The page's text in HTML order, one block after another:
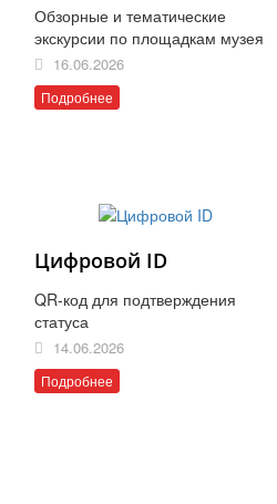
Обзорные и тематические
экскурсии по площадкам музея
16.06.2026
Подробнее
Цифровой ID
QR-код для подтверждения
статуса
14.06.2026
Подробнее